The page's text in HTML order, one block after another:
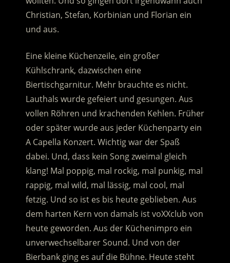
Christian, Stefan, Korbinian und Florian ein
und aus.
Eine kleine Küchenzeile, ein großer
Kühlschrank, dazwischen eine
Biertischgarnitur. Mehr brauchte es nicht.
Lauthals wurde gefeiert und gesungen. Aus
vollen Röhren und krachenden Kehlen. Früher
oder später wurde aus jeder Küchenparty ein
A Capella Konzert. Wichtig war der Spaß
dabei. Und, dass kein Song zweimal gleich
klang! Mal poppig, mal rockig, mal punkig, mal
rappig, mal wild, mal lässig, mal cool, mal
fetzig. Und so ist es bis heute geblieben. Aus
dem harten Kern von damals ist voXXclub von
heute geworden. Aus der Küchenimpro ein
unverwechselbarer Sound. Und von der
Bierbank ging es auf die Bühne. Heute steht